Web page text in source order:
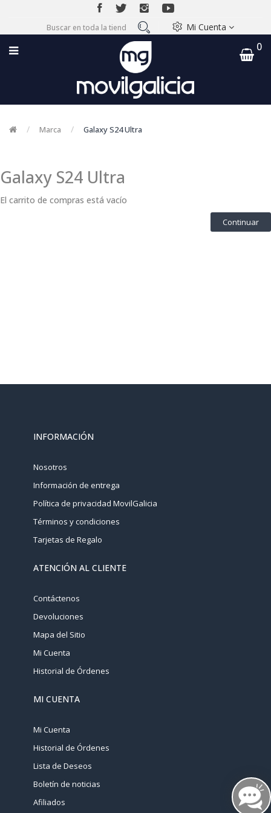
Mi Cuenta
0
Marca Galaxy S24 Ultra
Galaxy S24 Ultra
El carrito de compras está vacío
Continuar
INFORMACIÓN
Nosotros
Información de entrega
Política de privacidad MovilGalicia
Términos y condiciones
Tarjetas de Regalo
ATENCIÓN AL CLIENTE
Contáctenos
Devoluciones
Mapa del Sitio
Mi Cuenta
Historial de Órdenes
MI CUENTA
Mi Cuenta
Historial de Órdenes
Lista de Deseos
Boletín de noticias
Afiliados